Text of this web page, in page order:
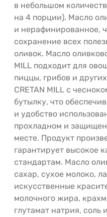
в небольшом
на 4 порции). Масло
и нерафинированное,
сохранение всех
оливок. Масло
MILL подходит для
пиццы, грибов и
CRETAN MILL с
бутылку, что
и удобство
прохладном и
месте. Продукт
гарантирует высокое
стандартам. Масло
сахар, сухое молоко,
искусственные
молочного жира,
глутамат натрия, соль